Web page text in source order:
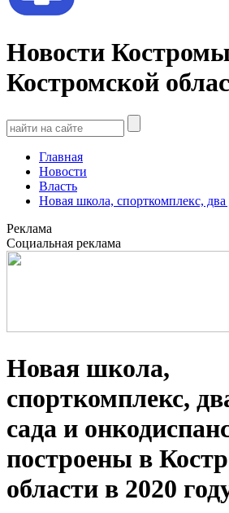
Новости
Костромской
Главная
Новости
Власть
Новая школа, спорткомплекс, два
Реклама
Социальная реклама
Новая школа,
спорткомплекс,
сада и
построены в
области в 2020